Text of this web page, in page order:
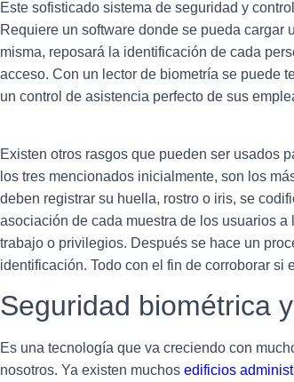
Este sofisticado sistema de seguridad y
Requiere un software donde se pueda
misma, reposará la identificación de cada
acceso. Con un lector de biometría se puede
un control de asistencia perfecto de sus
Existen otros rasgos que pueden ser usados
los tres mencionados inicialmente, son los
deben registrar su huella, rostro o iris, se
asociación de cada muestra de los usuarios
trabajo o privilegios. Después se hace un
identificación. Todo con el fin de corroborar si
Seguridad biométrica
Es una tecnología que va creciendo con
nosotros. Ya existen muchos edificios